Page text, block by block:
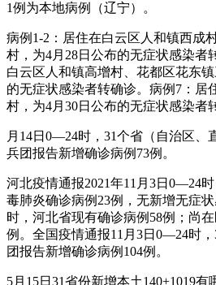
1例为本地病例（辽宁）。
病例1-2：居住在白云区人和镇西成
村，为4月28日公布的无症状感染者
白云区人和镇高增村、花都区花东
的无症状感染者转确诊。病例7：居
村，为4月30日公布的无症状感染者
月14日0—24时，31个省（自治区、
兵团报告新增确诊病例73例。
河北疫情通报2021年11月3日0—24
毒肺炎确诊病例23例，无新增无症
时，河北省现有确诊病例58例；尚
例。全国疫情通报11月3日0—24时
团报告新增确诊病例104例。
5月15日31省份新增本土140+1019有